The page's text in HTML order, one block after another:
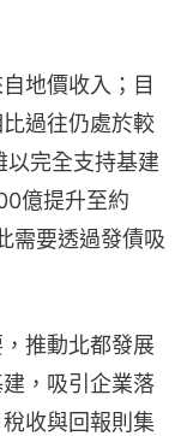
地價收入；目
過往仍處於較
完全支持基建
億提升至約
需要透過發債吸
推動北都發展
，吸引企業落
收與回報則集